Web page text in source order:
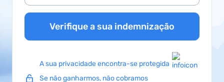
Verifique a sua indemnização
A sua privacidade encontra-se protegida
Se não ganharmos, não cobramos